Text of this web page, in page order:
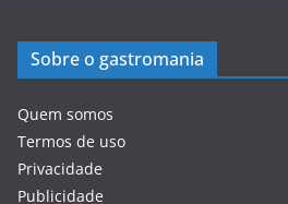
Sobre o gastromania
Quem somos
Termos de uso
Privacidade
Publicidade